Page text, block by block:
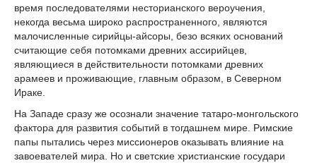
время последователями несторианского вероучения,
некогда весьма широко распространенного, являются
малочисленные сирийцы-айсоры, безо всяких оснований
считающие себя потомками древних ассирийцев,
являющиеся в действительности потомками древних
арамеев и проживающие, главным образом, в Северном
Ираке.
На Западе сразу же осознали значение татаро-монгольского
фактора для развития событий в тогдашнем мире. Римские
папы пытались через миссионеров оказывать влияние на
завоевателей мира. Но и светские христианские государи